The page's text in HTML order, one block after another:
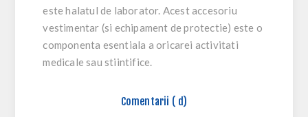
este halatul de laborator. Acest accesoriu
vestimentar (si echipament de protectie) este o
componenta esentiala a oricarei activitati
medicale sau stiintifice.
Comentarii ( d)